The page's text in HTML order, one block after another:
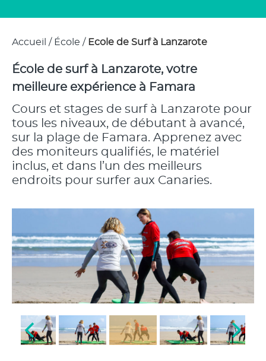
Accueil / École / Ecole de Surf à Lanzarote
École de surf à Lanzarote, votre
meilleure expérience à Famara
Cours et stages de surf à Lanzarote pour
tous les niveaux, de débutant à avancé,
sur la plage de Famara. Apprenez avec
des moniteurs qualifiés, le matériel
inclus, et dans l’un des meilleurs
endroits pour surfer aux Canaries.